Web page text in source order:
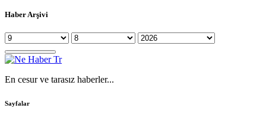
Haber Arşivi
En cesur ve tarasız haberler...
Sayfalar